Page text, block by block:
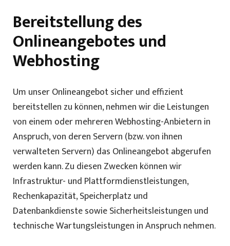
Bereitstellung des
Onlineangebotes und
Webhosting
Um unser Onlineangebot sicher und effizient
bereitstellen zu können, nehmen wir die Leistungen
von einem oder mehreren Webhosting-Anbietern in
Anspruch, von deren Servern (bzw. von ihnen
verwalteten Servern) das Onlineangebot abgerufen
werden kann. Zu diesen Zwecken können wir
Infrastruktur- und Plattformdienstleistungen,
Rechenkapazität, Speicherplatz und
Datenbankdienste sowie Sicherheitsleistungen und
technische Wartungsleistungen in Anspruch nehmen.